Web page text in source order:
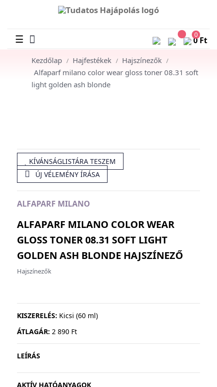
0
0 Ft
Toggle
☰
Kezdőlap Hajfestékek
Hajszínezők
Alfaparf milano color wear gloss toner 08.31 soft
light golden ash blonde
KÍVÁNSÁGLISTÁRA TESZEM
 ÚJ VÉLEMÉNY ÍRÁSA
ALFAPARF MILANO
ALFAPARF MILANO COLOR WEAR
GLOSS TONER 08.31 SOFT LIGHT
GOLDEN ASH BLONDE HAJSZÍNEZŐ
Hajszínezők
KISZERELÉS: Kicsi (60 ml)
ÁTLAGÁR: 2 890 Ft
LEÍRÁS
AKTÍV HATÓANYAGOK